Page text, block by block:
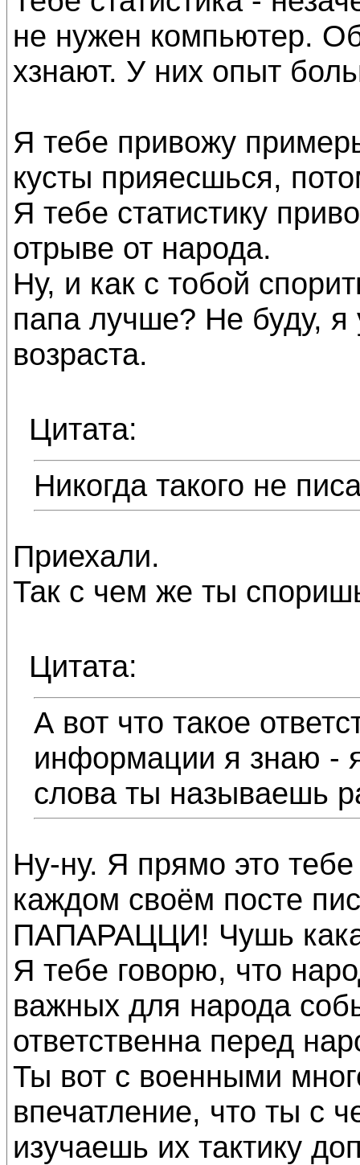
не нужен компьютер.
хзнают. У них опыт
Я тебе привожу
кусты прияесшься,
Я тебе статистику
отрыве от народа.
Ну, и как с тобой
папа лучше? Не буду, я
возраста.
Цитата:
Никогда такого не
Приехали.
Так с чем же ты
Цитата:
А вот что такое
информации я знаю -
слова ты называешь
Ну-ну. Я прямо это
каждом своём посте
ПАПАРАЦЦИ! Чушь
Я тебе говорю, что
важных для народа
ответственна перед
Ты вот с военными
впечатление, что ты с
изучаешь их тактику